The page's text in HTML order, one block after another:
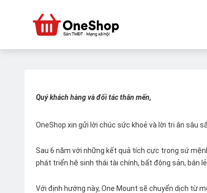
Quý khách hàng và đối tác thân mến,
OneShop xin gửi lời chúc sức khoẻ và lời tri ân sâu
Sau 6 năm với những kết quả tích cực trong sứ
phát triển hệ sinh thái tài chính, bất động sản, bán
Với định hướng này, One Mount sẽ chuyển dịch từ